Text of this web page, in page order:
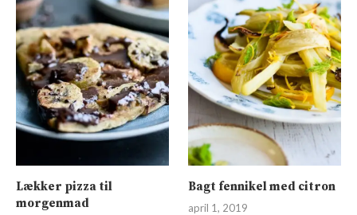
Lækker pizza til
morgenmad
Bagt fennikel med citron
april 1, 2019